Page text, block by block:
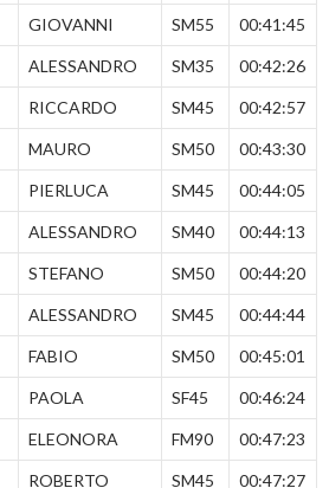
GIOVANNI SM55 00:41:45
ALESSANDRO SM35 00:42:26
RICCARDO SM45 00:42:57
MAURO SM50 00:43:30
PIERLUCA SM45 00:44:05
ALESSANDRO SM40 00:44:13
STEFANO SM50 00:44:20
ALESSANDRO SM45 00:44:44
FABIO SM50 00:45:01
PAOLA SF45 00:46:24
ELEONORA FM90 00:47:23
ROBERTO SM45 00:47:27